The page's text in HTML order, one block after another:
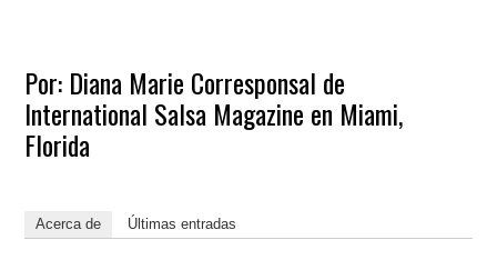
Por: Diana Marie Corresponsal de
International Salsa Magazine en Miami,
Florida
Acerca de Últimas entradas